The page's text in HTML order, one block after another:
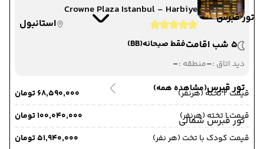
تور قبرس
تور قبرس(مشاهده همه)
تور قبرس شمالی
Crowne Plaza Istanbul - Harbiye
استانبول
5 شب اقامت
فقط صبحانه(BB)
دید اتاق :-منطقه :-
قیمت 2 تخته (هرنفر)
۶۸٬۵۹۰٬۰۰۰ تومان
قیمت 1 تخته (هرنفر)
۱۰۰٬۰۴۰٬۰۰۰ تومان
قیمت کودک با تخت (هر نفر)
۵۱٬۹۴۰٬۰۰۰ تومان